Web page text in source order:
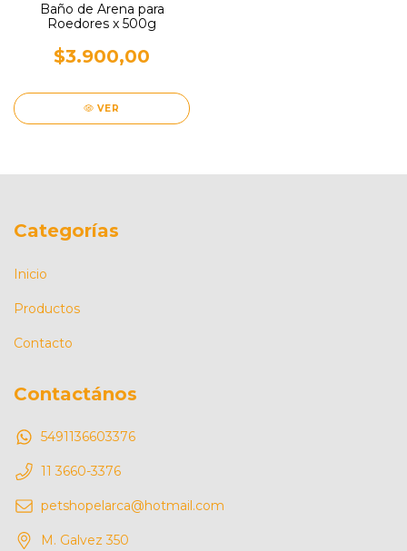
Baño de Arena para
Roedores x 500g
$3.900,00
VER
Categorías
Inicio
Productos
Contacto
Contactános
5491136603376
11 3660-3376
petshopelarca@hotmail.com
M. Galvez 350